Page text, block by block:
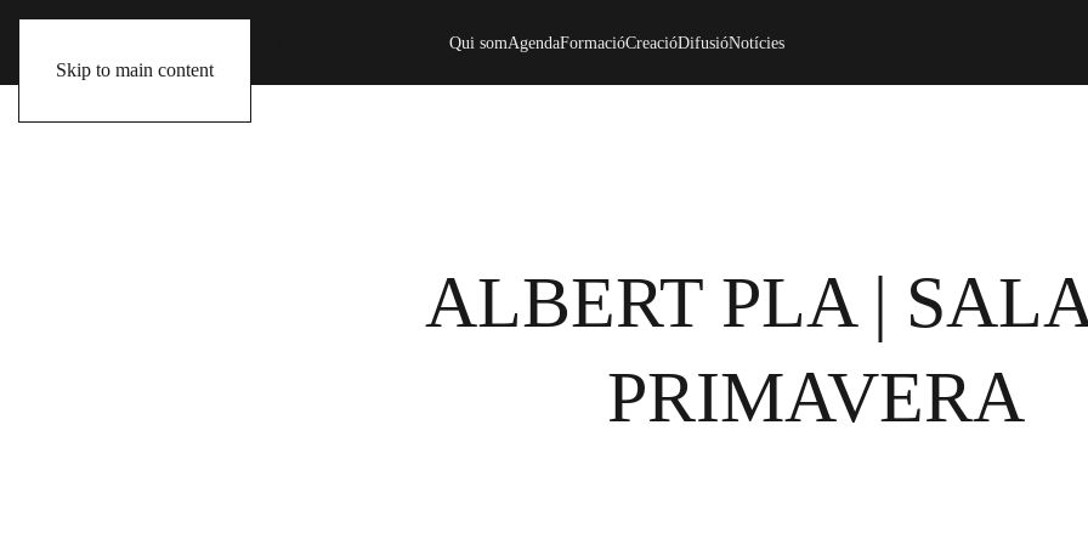
Skip to main content
Qui somAgendaFormacióCreacióDifusióNotícies
ALBERT PLA |
PRIMAVERA